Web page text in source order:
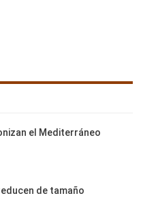
el Mediterráneo
de tamaño